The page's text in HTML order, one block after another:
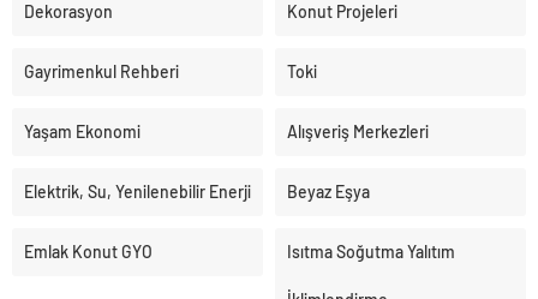
Dekorasyon Konut Projeleri
Gayrimenkul Rehberi Toki
Yaşam Ekonomi Alışveriş Merkezleri
Elektrik, Su, Yenilenebilir Enerji Beyaz Eşya
Emlak Konut GYO Isıtma Soğutma Yalıtım